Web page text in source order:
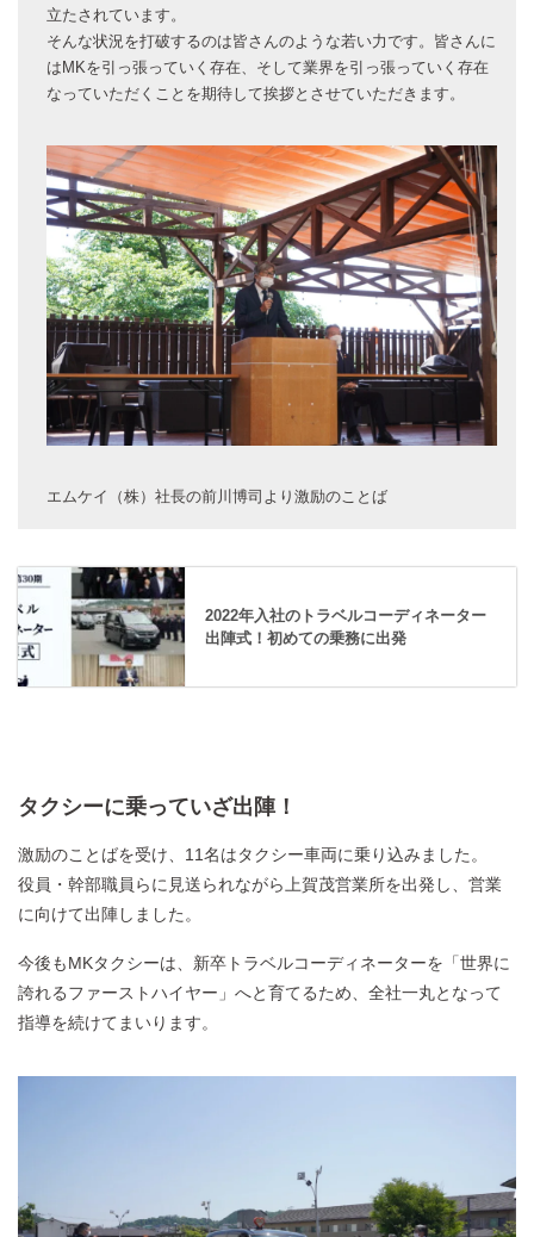
立たされています。
そんな状況を打破するのは皆さんのような若い力です。皆さんに
はMKを引っ張っていく存在、そして業界を引っ張っていく存在
なっていただくことを期待して挨拶とさせていただきます。
エムケイ（株）社長の前川博司より激励のことば
2022年入社のトラベルコーディネーター
出陣式！初めての乗務に出発
タクシーに乗っていざ出陣！
激励のことばを受け、11名はタクシー車両に乗り込みました。
役員・幹部職員らに見送られながら上賀茂営業所を出発し、営業
に向けて出陣しました。
今後もMKタクシーは、新卒トラベルコーディネーターを「世界に
誇れるファーストハイヤー」へと育てるため、全社一丸となって
指導を続けてまいります。